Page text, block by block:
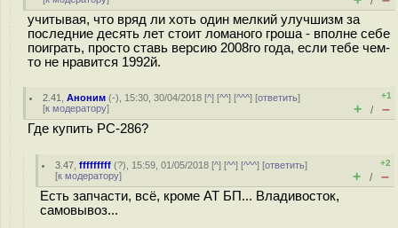
учитывая, что вряд ли хоть один мелкий улучшизм за
последние десять лет стоит ломаного гроша - вполне себе
поиграть, просто ставь версию 2008го года, если тебе чем-
то не нравится 1992й.
2.41 ,Аноним (-), 15:30, 30/04/2018 [^] [^^] [^^^] [ответить]
[к модератору]
+1
+ / –
Где купить PC-286?
3.47 ,fffffffff (?), 15:59, 01/05/2018 [^] [^^] [^^^] [ответить]
[к модератору]
+2
+ / –
Есть запчасти, всё, кроме АТ БП... Владивосток,
самовывоз...